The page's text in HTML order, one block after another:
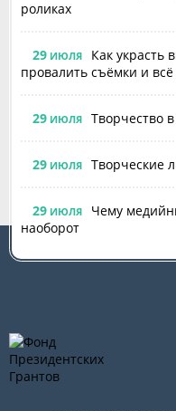
роликах
29 ИЮЛЯ
Как украсть
провалить съёмки и
29 ИЮЛЯ Творчество
29 ИЮЛЯ Творческие
29 ИЮЛЯ
Чему
наоборот